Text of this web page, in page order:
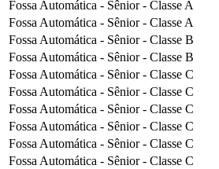
Fossa Automática - Sênior - Classe A
Fossa Automática - Sênior - Classe A
Fossa Automática - Sênior - Classe B
Fossa Automática - Sênior - Classe B
Fossa Automática - Sênior - Classe C
Fossa Automática - Sênior - Classe C
Fossa Automática - Sênior - Classe C
Fossa Automática - Sênior - Classe C
Fossa Automática - Sênior - Classe C
Fossa Automática - Sênior - Classe C